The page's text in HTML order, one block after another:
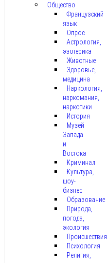
Общество
Французский
язык
Опрос
Астрология,
эзотерика
Животные
Здоровье,
медицина
Наркология,
наркомания,
наркотики
История
Музей
Запада
и
Востока
Криминал
Культура,
шоу-
бизнес
Образование
Природа,
погода,
экология
Происшествия
Психология
Религия,